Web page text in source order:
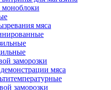
мяса
заморозки
мяса
заморозки